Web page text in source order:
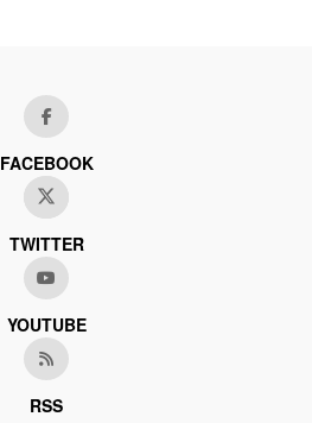
FACEBOOK
TWITTER
YOUTUBE
RSS